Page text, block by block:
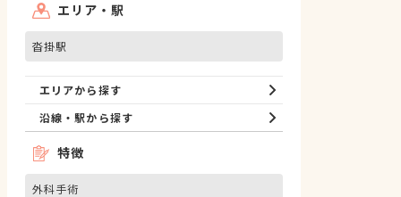
エリア・駅
沓掛駅
エリアから探す
沿線・駅から探す
特徴
外科手術